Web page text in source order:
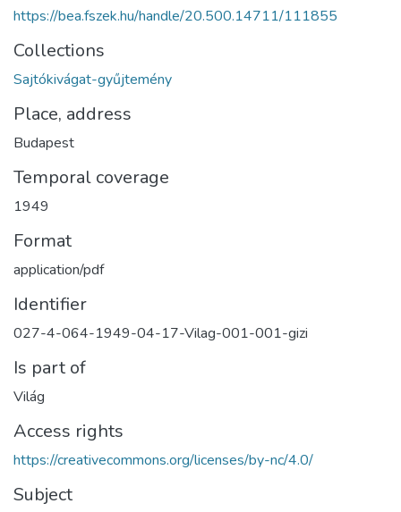
https://bea.fszek.hu/handle/20.500.14711/111855
Collections
Sajtókivágat-gyűjtemény
Place, address
Budapest
Temporal coverage
1949
Format
application/pdf
Identifier
027-4-064-1949-04-17-Vilag-001-001-gizi
Is part of
Világ
Access rights
https://creativecommons.org/licenses/by-nc/4.0/
Subject